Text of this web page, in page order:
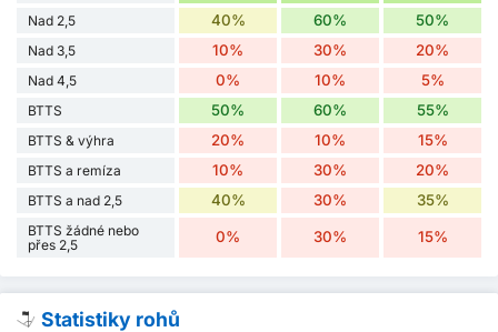
Nad 2,5 40% 60% 50%
Nad 3,5 10% 30% 20%
Nad 4,5 0% 10% 5%
BTTS 50% 60% 55%
BTTS & výhra 20% 10% 15%
BTTS a remíza 10% 30% 20%
BTTS a nad 2,5 40% 30% 35%
BTTS žádné nebo
přes 2,5
0% 30% 15%
Statistiky rohů